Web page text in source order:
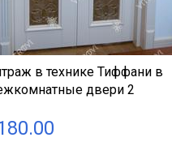
в технике Тиффани в
двери 2